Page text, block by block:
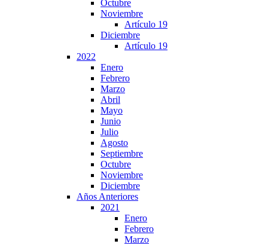
Octubre
Noviembre
Artículo 19
Diciembre
Artículo 19
2022
Enero
Febrero
Marzo
Abril
Mayo
Junio
Julio
Agosto
Septiembre
Octubre
Noviembre
Diciembre
Años Anteriores
2021
Enero
Febrero
Marzo